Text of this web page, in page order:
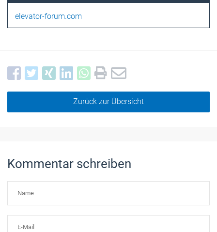
elevator-forum.com
Zurück zur Übersicht
Kommentar schreiben